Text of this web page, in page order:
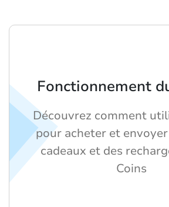
Fonctionnement
Découvrez comment
pour acheter et
cadeaux et des
Coins